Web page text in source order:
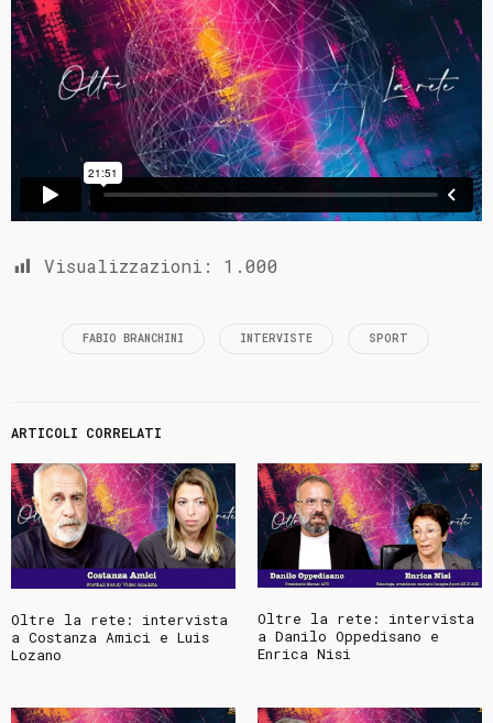
Visualizzazioni: 1.000
FABIO BRANCHINI INTERVISTE SPORT
ARTICOLI CORRELATI
Oltre la rete: intervista
a Costanza Amici e Luis
Lozano
Oltre la rete: intervista
a Danilo Oppedisano e
Enrica Nisi